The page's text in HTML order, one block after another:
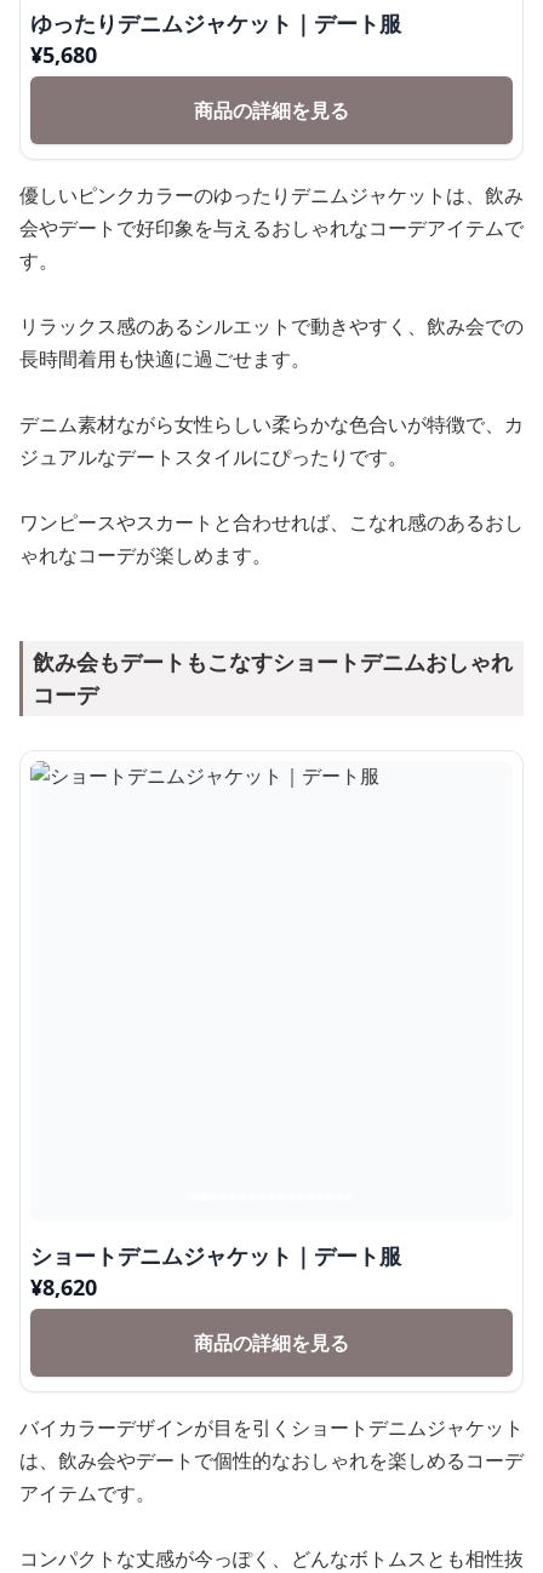
ゆったりデニムジャケット｜デート服
¥5,680
商品の詳細を見る
優しいピンクカラーのゆったりデニムジャケットは、飲み
会やデートで好印象を与えるおしゃれなコーデアイテムで
す。
リラックス感のあるシルエットで動きやすく、飲み会での
長時間着用も快適に過ごせます。
デニム素材ながら女性らしい柔らかな色合いが特徴で、カ
ジュアルなデートスタイルにぴったりです。
ワンピースやスカートと合わせれば、こなれ感のあるおし
ゃれなコーデが楽しめます。
飲み会もデートもこなすショートデニムおしゃれ
コーデ
ショートデニムジャケット｜デート服
¥8,620
商品の詳細を見る
バイカラーデザインが目を引くショートデニムジャケット
は、飲み会やデートで個性的なおしゃれを楽しめるコーデ
アイテムです。
コンパクトな丈感が今っぽく、どんなボトムスとも相性抜